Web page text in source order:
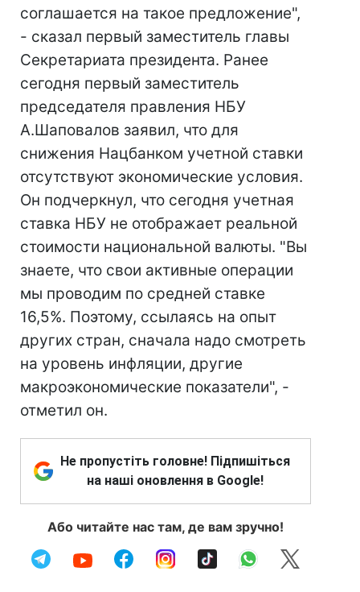
соглашается на такое предложение",
- сказал первый заместитель главы
Секретариата президента. Ранее
сегодня первый заместитель
председателя правления НБУ
А.Шаповалов заявил, что для
снижения Нацбанком учетной ставки
отсутствуют экономические условия.
Он подчеркнул, что сегодня учетная
ставка НБУ не отображает реальной
стоимости национальной валюты. "Вы
знаете, что свои активные операции
мы проводим по средней ставке
16,5%. Поэтому, ссылаясь на опыт
других стран, сначала надо смотреть
на уровень инфляции, другие
макроэкономические показатели", -
отметил он.
Не пропустіть головне! Підпишіться
на наші оновлення в Google!
Або читайте нас там, де вам зручно!